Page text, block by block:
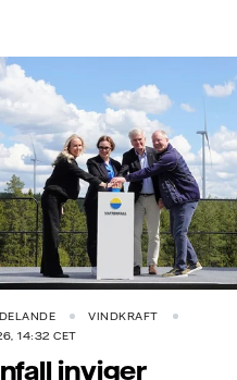
VINDKRAFT
14:32 CET
inviger